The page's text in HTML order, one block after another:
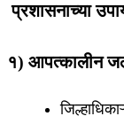
प्रशासनाच्या
१) आपत्कालीन